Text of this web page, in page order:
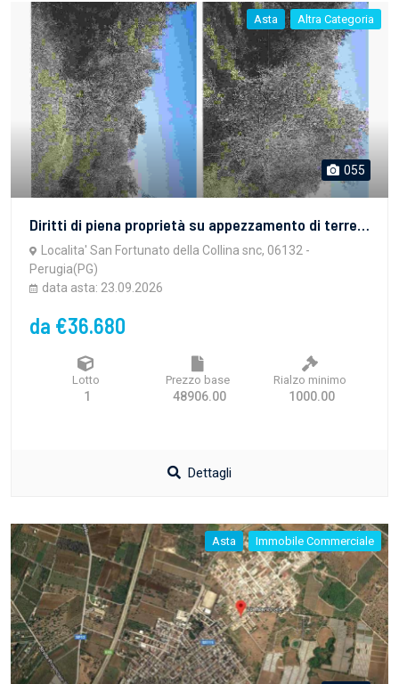
Asta Altra Categoria
055
Diritti di piena proprietà su appezzamento di terreno agricolo esteso su di una superficie catastale complessiva pari ad Ha 3.34.90, rappresentato da terreno collinare asciutto, in parte a destinazione seminativa, in parte con soprassuolo di ulivi a sesto ampio o sparsi, in mediocre stato vegetativo e produttivo.
Localita' San Fortunato della Collina snc, 06132 -
Perugia(PG)
data asta: 23.09.2026
da €36.680
Lotto
1
Prezzo base
48906.00
Rialzo minimo
1000.00
Dettagli
Asta Immobile Commerciale